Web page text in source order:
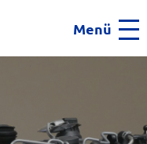
Menü